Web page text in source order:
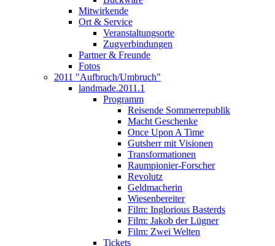
Mitwirkende
Ort & Service
Veranstaltungsorte
Zugverbindungen
Partner & Freunde
Fotos
2011 "Aufbruch/Umbruch"
landmade.2011.1
Programm
Reisende Sommerrepublik
Macht Geschenke
Once Upon A Time
Gutsherr mit Visionen
Transformationen
Raumpionier-Forscher
Revolutz
Geldmacherin
Wiesenbereiter
Film: Inglorious Basterds
Film: Jakob der Lügner
Film: Zwei Welten
Tickets